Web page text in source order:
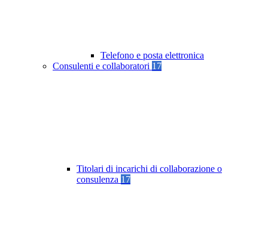
Telefono e posta elettronica
Consulenti e collaboratori 17
Titolari di incarichi di collaborazione o
consulenza 17